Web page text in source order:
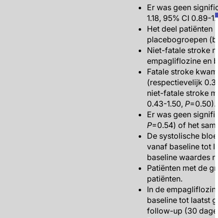
Er was geen
1.18, 95% CI 0.89-
Het deel patiënten
placebogroepen
Niet-fatale stroke
empagliflozine en
Fatale stroke
(respectievelijk 0.3
niet-fatale stroke
0.43-1.50, P=0.50).
Er was geen
P=0.54) of het
De systolische
vanaf baseline tot
baseline waardes
Patiënten met de
patiënten.
In de
baseline tot laatst
follow-up (30